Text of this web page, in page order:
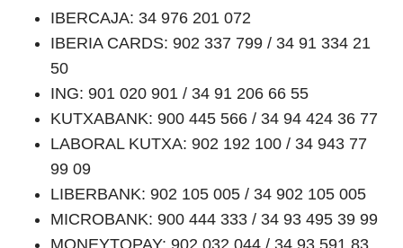
IBERCAJA: 34 976 201 072
IBERIA CARDS: 902 337 799 / 34 91 334 21
50
ING: 901 020 901 / 34 91 206 66 55
KUTXABANK: 900 445 566 / 34 94 424 36 77
LABORAL KUTXA: 902 192 100 / 34 943 77
99 09
LIBERBANK: 902 105 005 / 34 902 105 005
MICROBANK: 900 444 333 / 34 93 495 39 99
MONEYTOPAY: 902 032 044 / 34 93 591 83